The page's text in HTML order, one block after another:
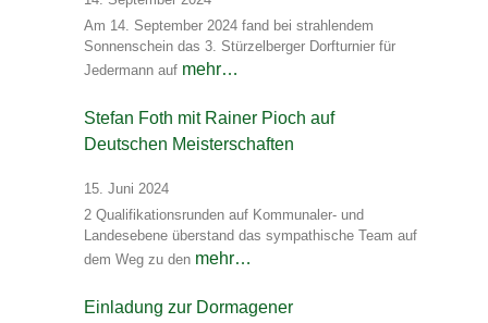
Am 14. September 2024 fand bei strahlendem
Sonnenschein das 3. Stürzelberger Dorfturnier für
Jedermann auf mehr…
Stefan Foth mit Rainer Pioch auf
Deutschen Meisterschaften
15. Juni 2024
2 Qualifikationsrunden auf Kommunaler- und
Landesebene überstand das sympathische Team auf
dem Weg zu den mehr…
Einladung zur Dormagener